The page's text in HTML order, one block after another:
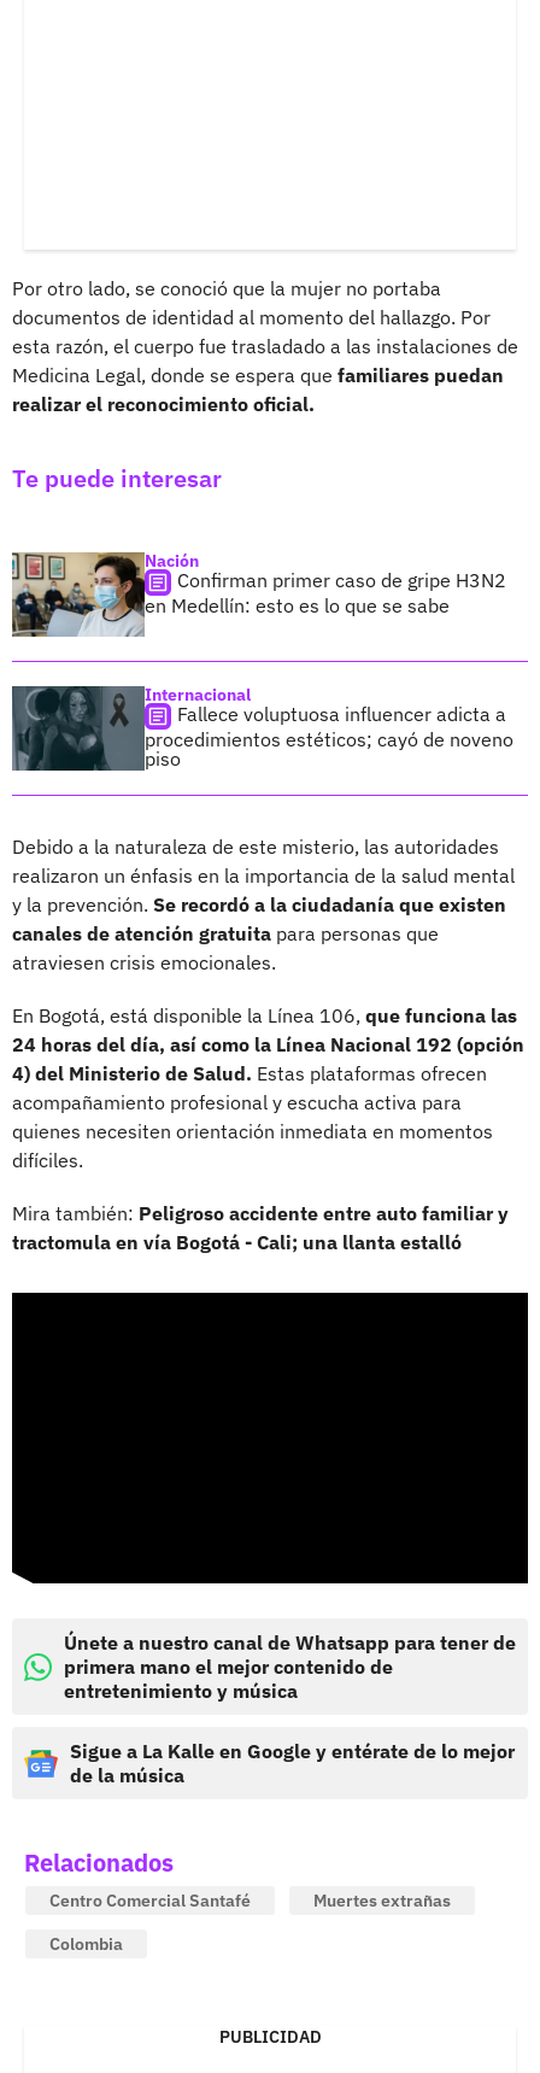
Por otro lado, se conoció que la mujer no portaba
documentos de identidad al momento del hallazgo. Por
esta razón, el cuerpo fue trasladado a las instalaciones de
Medicina Legal, donde se espera que familiares puedan
realizar el reconocimiento oficial.
Te puede interesar
Nación
Confirman primer caso de gripe H3N2
en Medellín: esto es lo que se sabe
Internacional
Fallece voluptuosa influencer adicta a
procedimientos estéticos; cayó de noveno
piso
Debido a la naturaleza de este misterio, las autoridades
realizaron un énfasis en la importancia de la salud mental
y la prevención. Se recordó a la ciudadanía que existen
canales de atención gratuita para personas que
atraviesen crisis emocionales.
En Bogotá, está disponible la Línea 106, que funciona las
24 horas del día, así como la Línea Nacional 192 (opción
4) del Ministerio de Salud. Estas plataformas ofrecen
acompañamiento profesional y escucha activa para
quienes necesiten orientación inmediata en momentos
difíciles.
Mira también: Peligroso accidente entre auto familiar y
tractomula en vía Bogotá - Cali; una llanta estalló
Únete a nuestro canal de Whatsapp para tener de
primera mano el mejor contenido de
entretenimiento y música
Sigue a La Kalle en Google y entérate de lo mejor
de la música
Relacionados
Centro Comercial Santafé
Muertes extrañas
Colombia
PUBLICIDAD